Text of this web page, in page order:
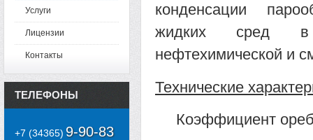
конденсации
жидких сред в
нефтехимической и
Технические
Коэффициент
Услуги
Лицензии
Контакты
ТЕЛЕФОНЫ
+7 (34365) 9-90-83